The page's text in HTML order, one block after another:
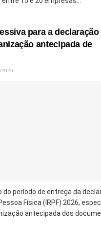
para a declaração
antecipada de
2026
do período de entrega da
Física (IRPF) 2026,
antecipada dos